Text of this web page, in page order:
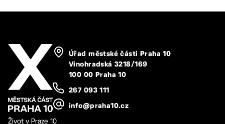
Úřad městské části Praha 10
Vinohradská 3218/169
100 00 Praha 10
267 093 111
info@praha10.cz
Život v Praze 10